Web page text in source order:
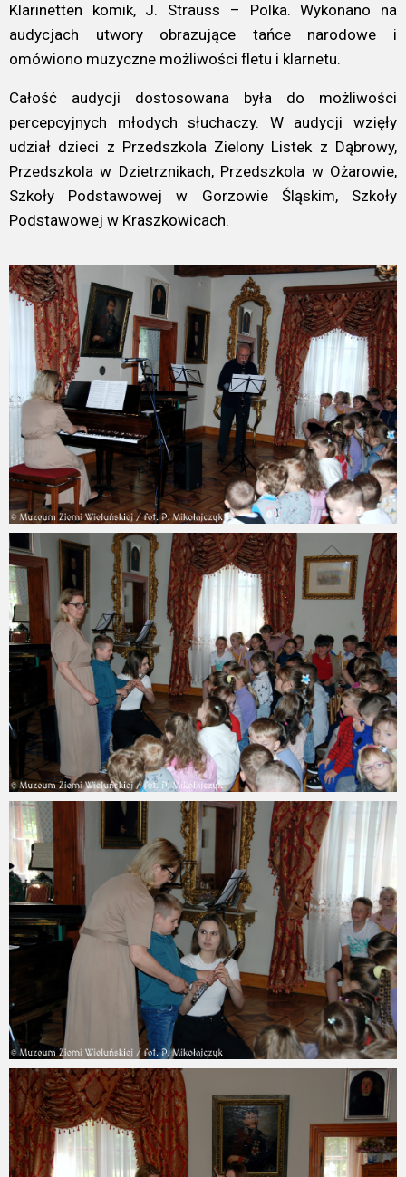
Klarinetten komik, J. Strauss – Polka. Wykonano na
audycjach utwory obrazujące tańce narodowe i
omówiono muzyczne możliwości fletu i klarnetu.
Całość audycji dostosowana była do możliwości
percepcyjnych młodych słuchaczy. W audycji wzięły
udział dzieci z Przedszkola Zielony Listek z Dąbrowy,
Przedszkola w Dzietrznikach, Przedszkola w Ożarowie,
Szkoły Podstawowej w Gorzowie Śląskim, Szkoły
Podstawowej w Kraszkowicach.